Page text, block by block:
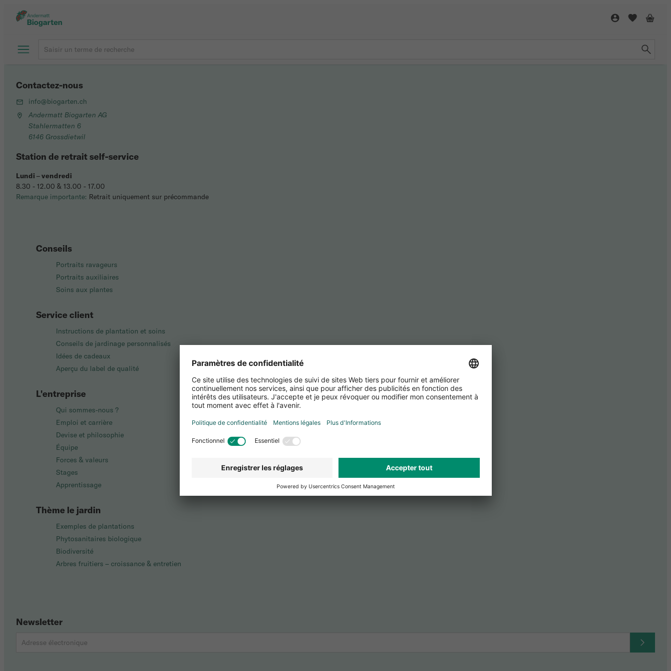
Conseils
Portraits ravageurs
Portraits auxiliaires
Soins aux plantes
Service client
Instructions de plantation et soins
Conseils de jardinage personnalisés
Idées de cadeaux
Aperçu du label de qualité
L'entreprise
Qui sommes-nous ?
Emploi et carrière
Devise et philosophie
Équipe
Forces & valeurs
Stages
Apprentissage
Thème le jardin
Exemples de plantations
Phytosanitaires biologique
Biodiversité
Arbres fruitiers – croissance & entretien
Newsletter
Contactez-nous
info@biogarten.ch
Andermatt Biogarten AG
Stahlermatten 6
6146 Grossdietwil
Station de retrait self-service
Lundi –vendredi
8.30 - 12.00 & 13.00 - 17.00
Remarque importante: Retrait uniquement sur précommande